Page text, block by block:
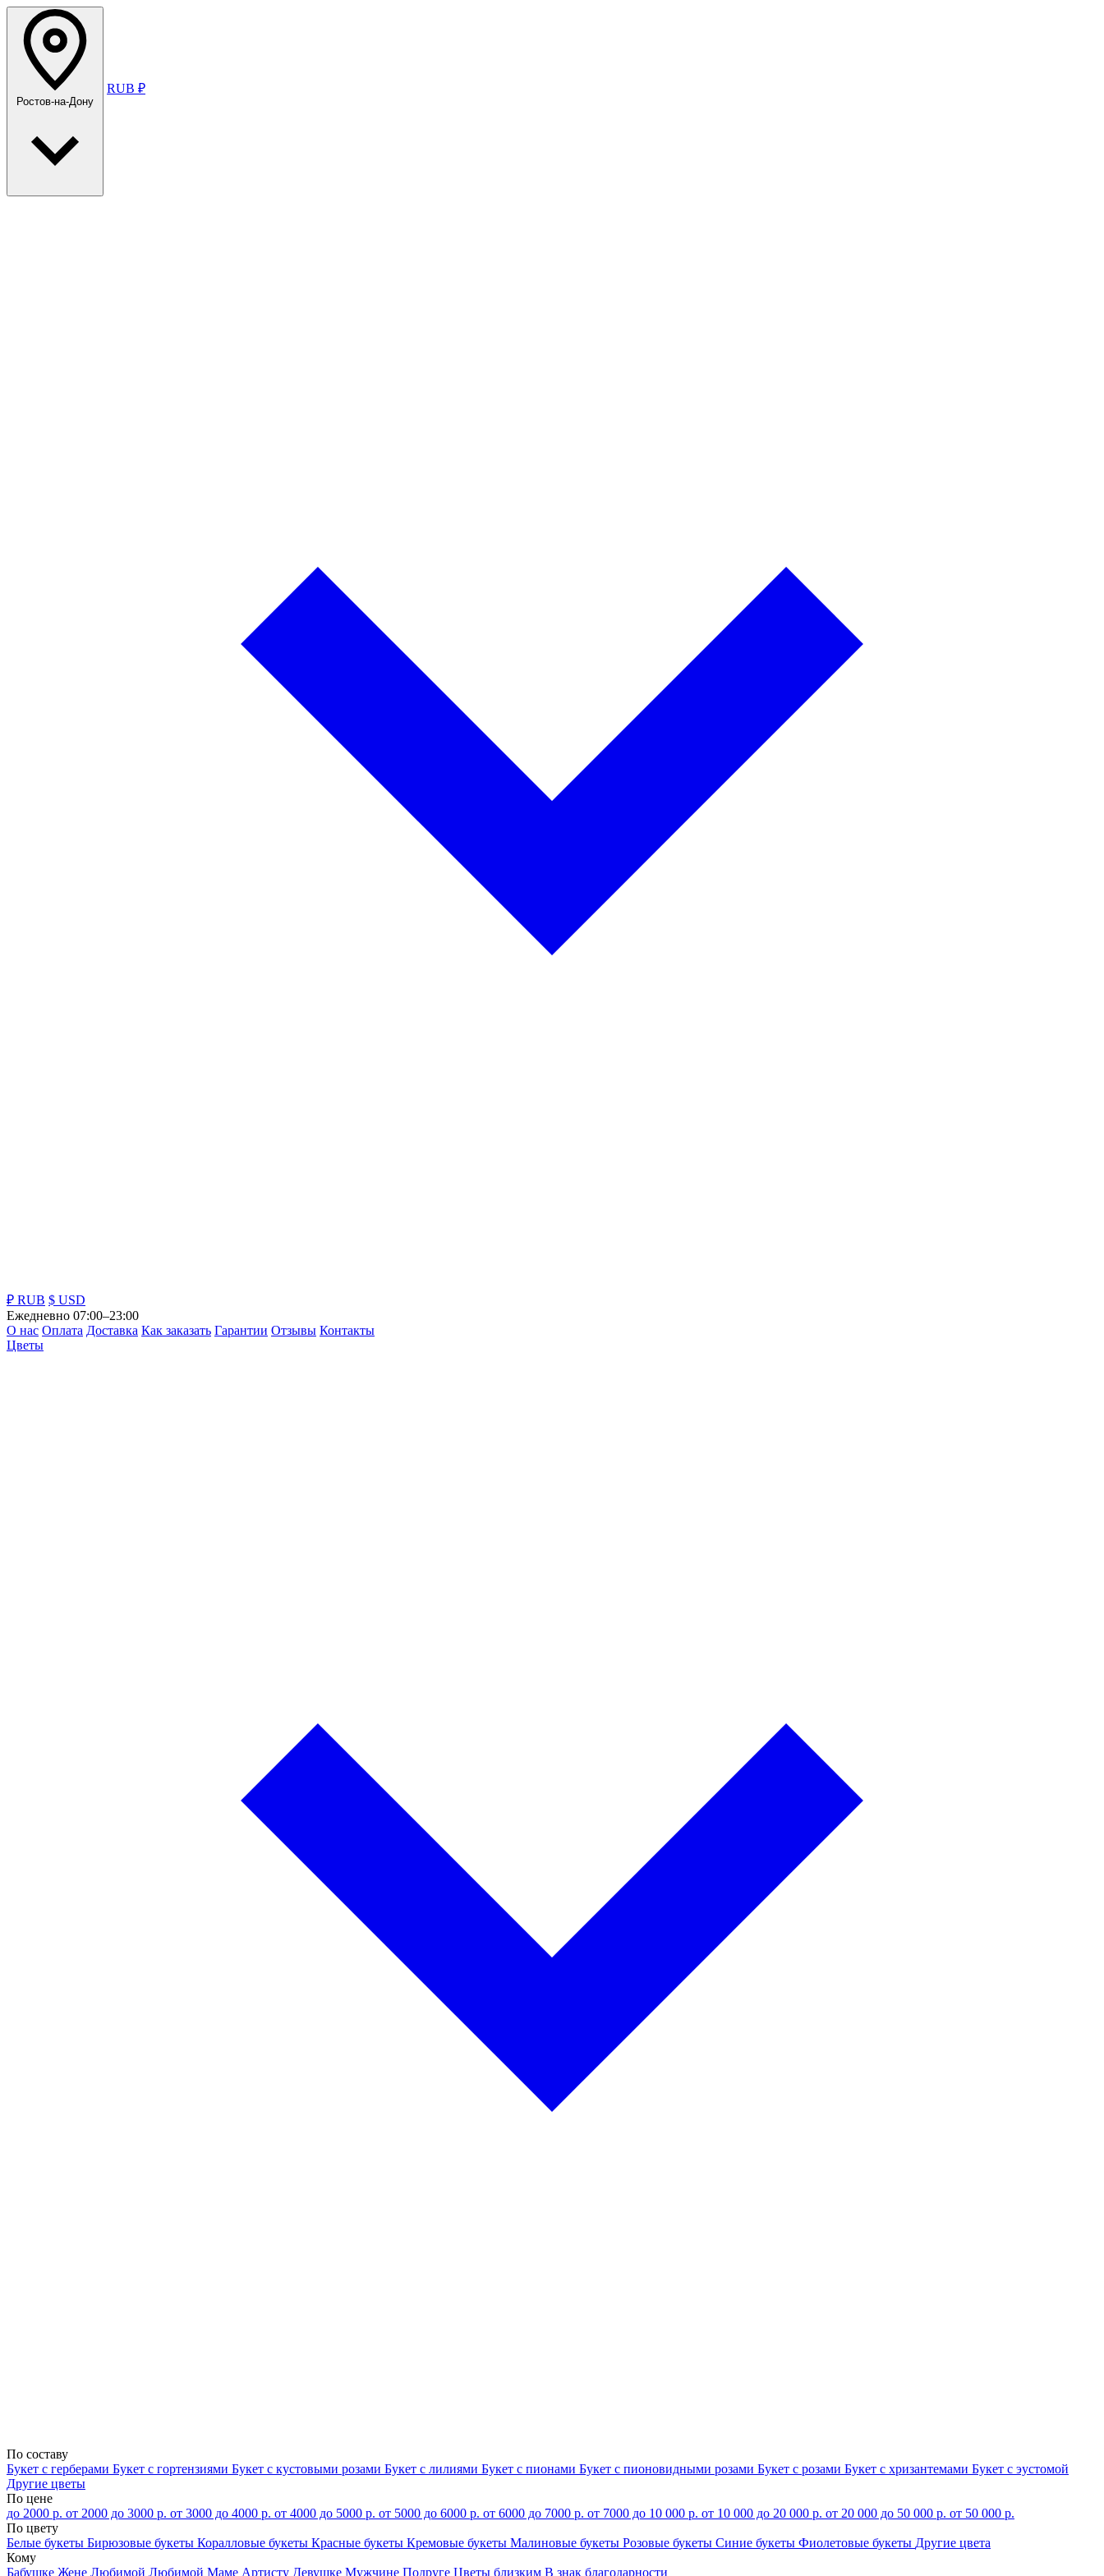
Ростов-на-Дону
RUB ₽
₽ RUB $ USD
Ежедневно 07:00–23:00
О нас Оплата Доставка Как заказать Гарантии Отзывы Контакты
Цветы
По составу
Букет с герберами Букет с гортензиями Букет с кустовыми розами Букет с лилиями Букет с пионами Букет с пионовидными розами Букет с розами Букет с хризантемами Букет с эустомой
Другие цветы
По цене
до 2000 р. от 2000 до 3000 р. от 3000 до 4000 р. от 4000 до 5000 р. от 5000 до 6000 р. от 6000 до 7000 р. от 7000 до 10 000 р. от 10 000 до 20 000 р. от 20 000 до 50 000 р. от 50 000 р.
По цвету
Белые букеты Бирюзовые букеты Коралловые букеты Красные букеты Кремовые букеты Малиновые букеты Розовые букеты Синие букеты Фиолетовые букеты Другие цвета
Кому
Бабушке Жене Любимой Любимой Маме Артисту Девушке Мужчине Подруге Цветы близким В знак благодарности